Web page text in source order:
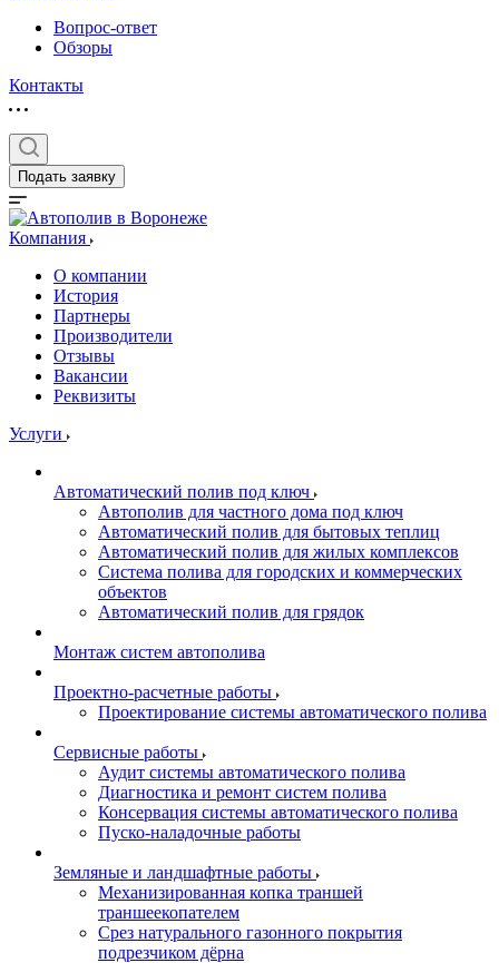
Вопрос-ответ
Обзоры
Контакты
Подать заявку
Компания
О компании
История
Партнеры
Производители
Отзывы
Вакансии
Реквизиты
Услуги
Автоматический полив под ключ
Автополив для частного дома под ключ
Автоматический полив для бытовых теплиц
Автоматический полив для жилых комплексов
Система полива для городских и коммерческих
объектов
Автоматический полив для грядок
Монтаж систем автополива
Проектно-расчетные работы
Проектирование системы автоматического полива
Сервисные работы
Аудит системы автоматического полива
Диагностика и ремонт систем полива
Консервация системы автоматического полива
Пуско-наладочные работы
Земляные и ландшафтные работы
Механизированная копка траншей
траншеекопателем
Срез натурального газонного покрытия
подрезчиком дёрна